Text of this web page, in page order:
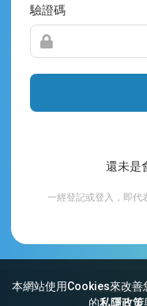
本網站使用Cookies來改善
的私隱政策
驗證碼
還未是
一經登記或登入，即
網站索引